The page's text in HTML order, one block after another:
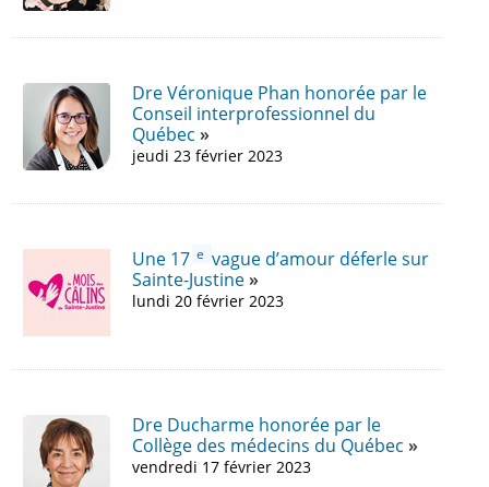
Dre Véronique Phan honorée par le
Conseil interprofessionnel du
Québec
jeudi 23 février 2023
Une 17 e vague d’amour déferle sur
Sainte-Justine
lundi 20 février 2023
Dre Ducharme honorée par le
Collège des médecins du Québec
vendredi 17 février 2023